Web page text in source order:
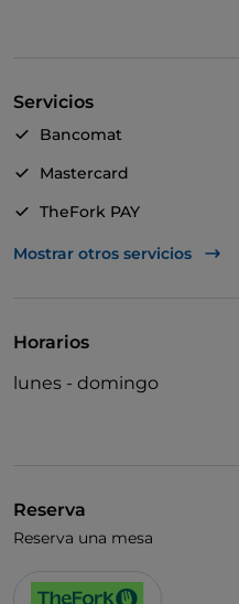
Servicios
Bancomat
Mastercard
TheFork PAY
UnionPay via TheFork PAY
Mostrar otros servicios
Horarios
lunes - domingo
Reserva
Reserva una mesa